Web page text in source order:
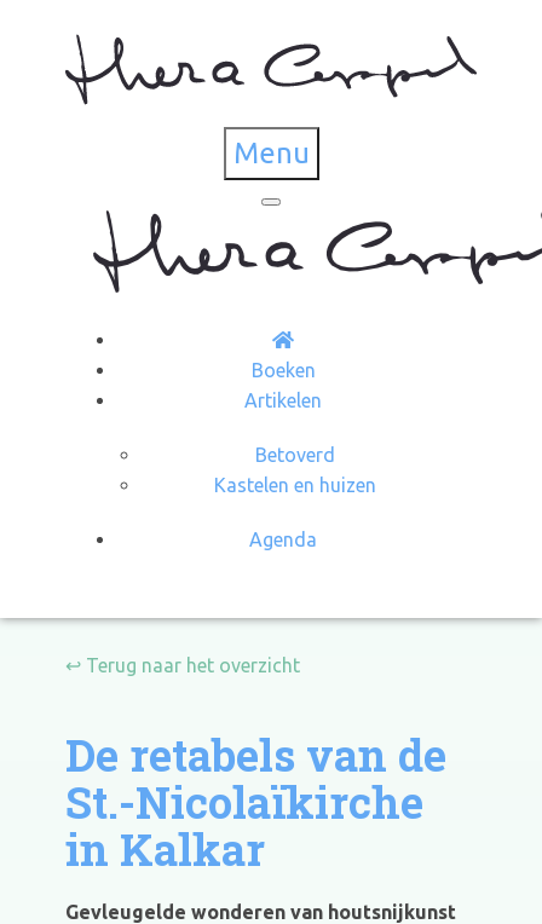
Menu
Boeken
Artikelen
Betoverd
Kastelen en huizen
Agenda
↩ Terug naar het overzicht
De retabels van de
St.-Nicolaïkirche
in Kalkar
Gevleugelde wonderen van houtsnijkunst